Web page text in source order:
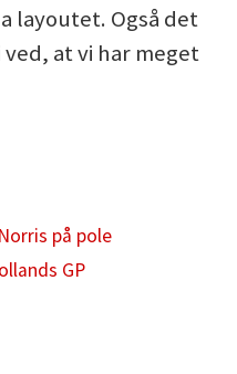
layoutet. Også det
at vi har meget
på pole
GP